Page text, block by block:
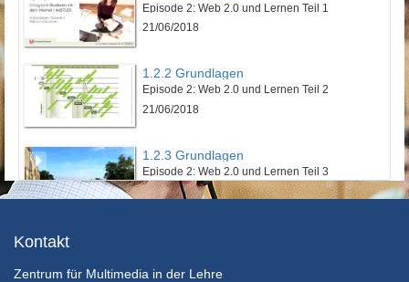
Episode 2: Web 2.0 und Lernen Teil 1
21/06/2018
1.2.2 Grundlagen
Episode 2: Web 2.0 und Lernen Teil 2
21/06/2018
1.2.3 Grundlagen
Episode 2: Web 2.0 und Lernen Teil 3
21/06/2018
21/06/2018
Kontakt
Zentrum für Multimedia in der Lehre